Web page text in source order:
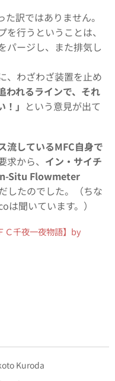
訳ではありません。
行うということは、
パージし、また排気し
、わざわざ装置を止め
われるラインで、それ
」 という意見が出て
流しているMFC自身で
求から、 イン・サイチ
Situ Flowmeter
したのでした。（ちな
は聞いています。）
Ｃ千夜一夜物語】by
Kuroda